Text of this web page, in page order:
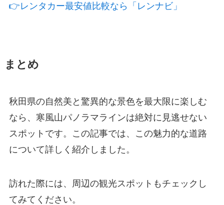
👉レンタカー最安値比較なら「レンナビ」
まとめ
秋田県の自然美と驚異的な景色を最大限に楽しむ
なら、寒風山パノラマラインは絶対に見逃せない
スポットです。この記事では、この魅力的な道路
について詳しく紹介しました。
訪れた際には、周辺の観光スポットもチェックし
てみてください。